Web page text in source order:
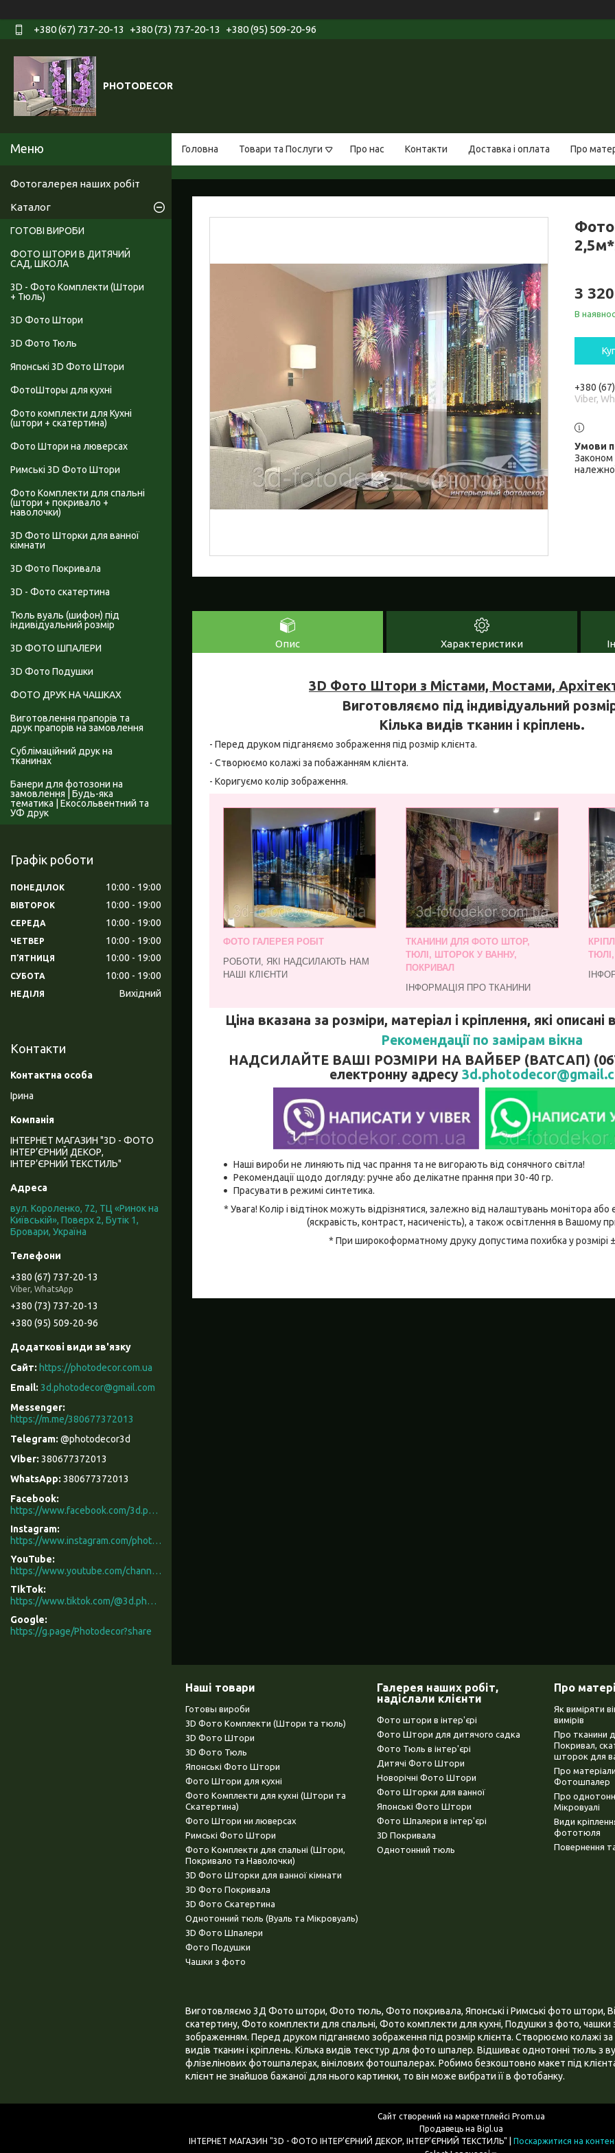
+380 (67) 737-20-13 +380 (73) 737-20-13 +380 (95) 509-20-96
PHOTODECOR
Головна Товари та Послуги Про нас Контакти Доставка і оплата Про
3
В
+380
Viber,
Законом
Опис Характеристики
3D Фото Штори з Містами, Мостами,
Виготовляємо під індивідуальний
Кілька видів тканин і кріплень.
- Перед друком підганяємо зображення під розмір клієнта.
- Створюємо колажі за побажанням клієнта.
- Коригуємо колір зображення.
ФОТО ГАЛЕРЕЯ РОБІТ
РОБОТИ, ЯКІ НАДСИЛАЮТЬ НАМ
НАШІ КЛІЄНТИ
ТКАНИНИ ДЛЯ ФОТО ШТОР,
ТЮЛІ, ШТОРОК У ВАННУ,
ПОКРИВАЛ
ІНФОРМАЦІЯ ПРО ТКАНИНИ
Ціна вказана за розміри, матеріал і кріплення, які
Рекомендації по замірам вікна
НАДСИЛАЙТЕ ВАШІ РОЗМІРИ НА ВАЙБЕР (ВАТСАП)
електронну адресу
Наші вироби не линяють під час прання та не вигорають від сонячного світла!
Рекомендації щодо догляду: ручне або делікатне прання при 30-40 гр.
Прасувати в режимі синтетика.
* Увага! Колір і відтінок можуть відрізнятися, залежно від налаштувань монітора
(яскравість, контраст, насиченість), а також освітлення в Вашому
* При широкоформатному друку допустима похибка у розмірі
Фотогалерея наших робіт
Каталог
ГОТОВІ ВИРОБИ
ФОТО ШТОРИ В ДИТЯЧИЙ
САД, ШКОЛА
3D - Фото Комплекти (Штори
+ Тюль)
3D Фото Штори
3D Фото Тюль
Японські 3D Фото Штори
ФотоШторы для кухні
Фото комплекти для Кухні
(штори + скатертина)
Фото Штори на люверсах
Римські 3D Фото Штори
Фото Комплекти для спальні
(штори + покривало +
наволочки)
3D Фото Шторки для ванної
кімнати
3D Фото Покривала
3D - Фото скатертина
Тюль вуаль (шифон) під
індивідуальний розмір
3D ФОТО ШПАЛЕРИ
3D Фото Подушки
ФОТО ДРУК НА ЧАШКАХ
Виготовлення прапорів та
друк прапорів на замовлення
Сублімаційний друк на
тканинах
Банери для фотозони на
замовлення | Будь-яка
тематика | Екосольвентний та
УФ друк
Графік роботи
ПОНЕДІЛОК 10:00 19:00
ВІВТОРОК 10:00 19:00
СЕРЕДА 10:00 19:00
ЧЕТВЕР 10:00 19:00
ПʼЯТНИЦЯ 10:00 19:00
СУБОТА 10:00 19:00
НЕДІЛЯ Вихідний
Контакти
Ірина
ІНТЕРНЕТ МАГАЗИН "3D - ФОТО
ІНТЕР’ЄРНИЙ ДЕКОР,
ІНТЕР’ЄРНИЙ ТЕКСТИЛЬ"
вул. Короленко, 72, ТЦ «Ринок на
Київській», Поверх 2, Бутік 1,
Бровари, Україна
+380 (67) 737-20-13
Viber, WhatsApp
+380 (73) 737-20-13
+380 (95) 509-20-96
https://photodecor.com.ua
3d.photodecor@gmail.com
https://m.me/380677372013
@photodecor3d
380677372013
380677372013
Facebook
https://www.facebook.com/3d.photodecor/
Instagram
https://www.instagram.com/photodecor.com.ua/
YouTube
https://www.youtube.com/channel/UCXCUerfqRY1Pw7-IptdbqyA/videos
TikTok
https://www.tiktok.com/@3d.photodecor?is_from_webapp=1&sender_device=pc
Google
https://g.page/Photodecor?share
Наші товари
Готовы вироби
3D Фото Комплекти (Штори та тюль)
3D Фото Штори
3D Фото Тюль
Японські Фото Штори
Фото Штори для кухні
Фото Комплекти для кухні (Штори та
Скатертина)
Фото Штори ни люверсах
Римські Фото Штори
Фото Комплекти для спальні (Штори,
Покривало та Наволочки)
3D Фото Шторки для ванної кімнати
3D Фото Покривала
3D Фото Скатертина
Однотонний тюль (Вуаль та Мікровуаль)
3D Фото Шпалери
Фото Подушки
Чашки з фото
Галерея наших робіт,
надіслали клієнти
Фото штори в інтер'єрі
Фото Штори для дитячого садка
Фото Тюль в інтер'єрі
Дитячі Фото Штори
Новорічні Фото Штори
Фото Шторки для ванної
Японські Фото Штори
Фото Шпалери в інтер'єрі
3D Покривала
Однотонний тюль
Про
Як виміряти
вимірів
Про тканини
Покривал,
шторок для
Про
Фотошпалер
Про
Мікровуалі
Види
фототюля
Повернення
Виготовляємо 3Д Фото штори, Фото тюль, Фото покривала, Японські і Римські фото штори,
скатертину, Фото комплекти для спальні, Фото комплекти для кухні, Подушки з фото, чашки
зображенням. Перед друком підганяємо зображення під розмір клієнта. Створюємо колажі
видів тканин і кріплень. Кілька видів текстур для фото шпалер. Відшиває однотонні тюль з
флізелінових фотошпалерах, вінілових фотошпалерах. Робимо безкоштовно макет під
клієнт не знайшов бажаної для нього картинки, то він може вибрати її в фотобанку.
Сайт створений на маркетплейсі Prom.ua
Продавець на Bigl.ua
Поскаржитися на